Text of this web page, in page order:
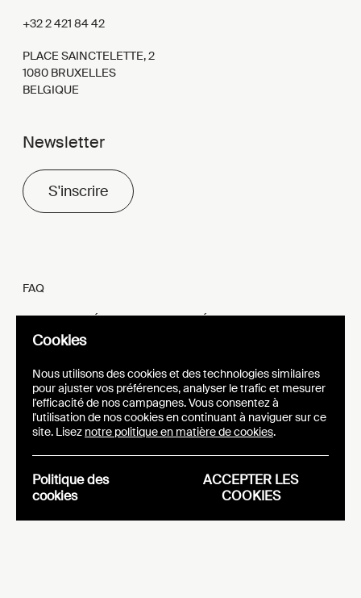
+32 2 421 84 42
PLACE SAINCTELETTE, 2
1080 BRUXELLES
BELGIQUE
Newsletter
S'inscrire
FAQ
MENTIONS LÉGALES ET VIE PRIVÉE
SITE WEB IDENTITÉ VISUELLE
Cookies
Nous utilisons des cookies et des technologies similaires
pour ajuster vos préférences, analyser le trafic et mesurer
l'efficacité de nos campagnes. Vous consentez à
l'utilisation de nos cookies en continuant à naviguer sur ce
site. Lisez notre politique en matière de cookies.
Politique des
cookies
ACCEPTER LES
COOKIES